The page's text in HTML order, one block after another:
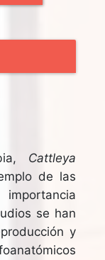
Cattleya
de las
se han
y